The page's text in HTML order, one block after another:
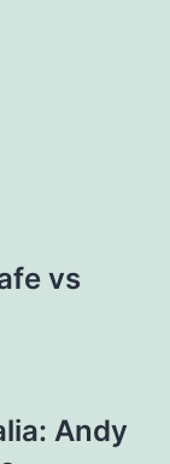
vs
Andy